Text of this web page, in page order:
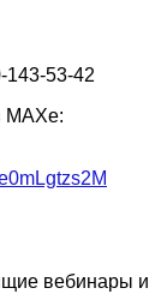
143-53-42
МАХе:
вебинары и